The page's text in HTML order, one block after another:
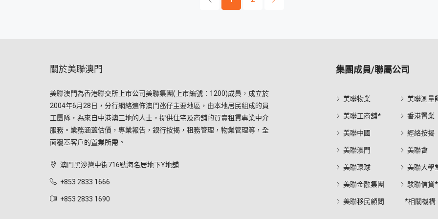
關於美聯澳門
美聯澳門為香港聯交所上市公司美聯集團(上市編號：1200)成員，成立於
2004年6月28日，分行網絡遍佈澳門氹仔主要地區，由本地居民組成的員
工團隊，為來自中港澳三地的人士，提供住宅及商舖的買賣租賃專業中介
服務。業務涵蓋估價，專業報告，銀行按揭，租務管理，物業管理等，全
面覆蓋客戶的置業所需。
澳門黑沙灣中街716號海名居地下Y地舖
+853 2833 1666
+853 2833 1690
集團成員/聯屬公司
美聯物業
美聯工商舖*
美聯中國
美聯澳門
美聯環球
美聯金融集團
美聯移民顧問
美聯測量
香港置業
經絡按揭
美聯會
美聯大學
駿聯信貸*
*相關機構